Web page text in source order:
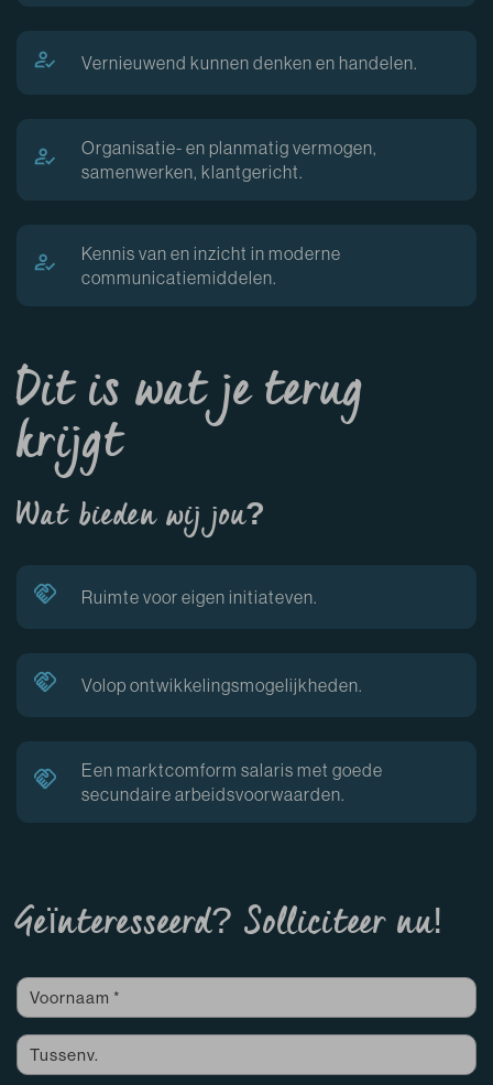
Vernieuwend kunnen denken en handelen.
Organisatie- en planmatig vermogen,
samenwerken, klantgericht.
Kennis van en inzicht in moderne
communicatiemiddelen.
Dit is wat je terug
krijgt
Wat bieden wij jou?
Ruimte voor eigen initiateven.
Volop ontwikkelingsmogelijkheden.
Een marktcomform salaris met goede
secundaire arbeidsvoorwaarden.
Geïnteresseerd? Solliciteer nu!